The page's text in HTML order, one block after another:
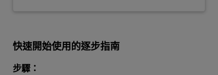
快速開始使用的逐步指南
步驟：